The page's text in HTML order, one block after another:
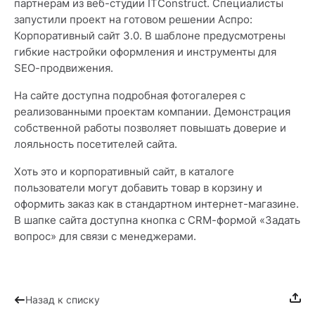
партнерам из веб-студии ITConstruct. Специалисты
запустили проект на готовом решении Аспро:
Корпоративный сайт 3.0. В шаблоне предусмотрены
гибкие настройки оформления и инструменты для
SEO-продвижения.
На сайте доступна подробная фотогалерея с
реализованными проектам компании. Демонстрация
собственной работы позволяет повышать доверие и
лояльность посетителей сайта.
Хоть это и корпоративный сайт, в каталоге
пользователи могут добавить товар в корзину и
оформить заказ как в стандартном интернет-магазине.
В шапке сайта доступна кнопка с CRM-формой «Задать
вопрос» для связи с менеджерами.
Назад к списку